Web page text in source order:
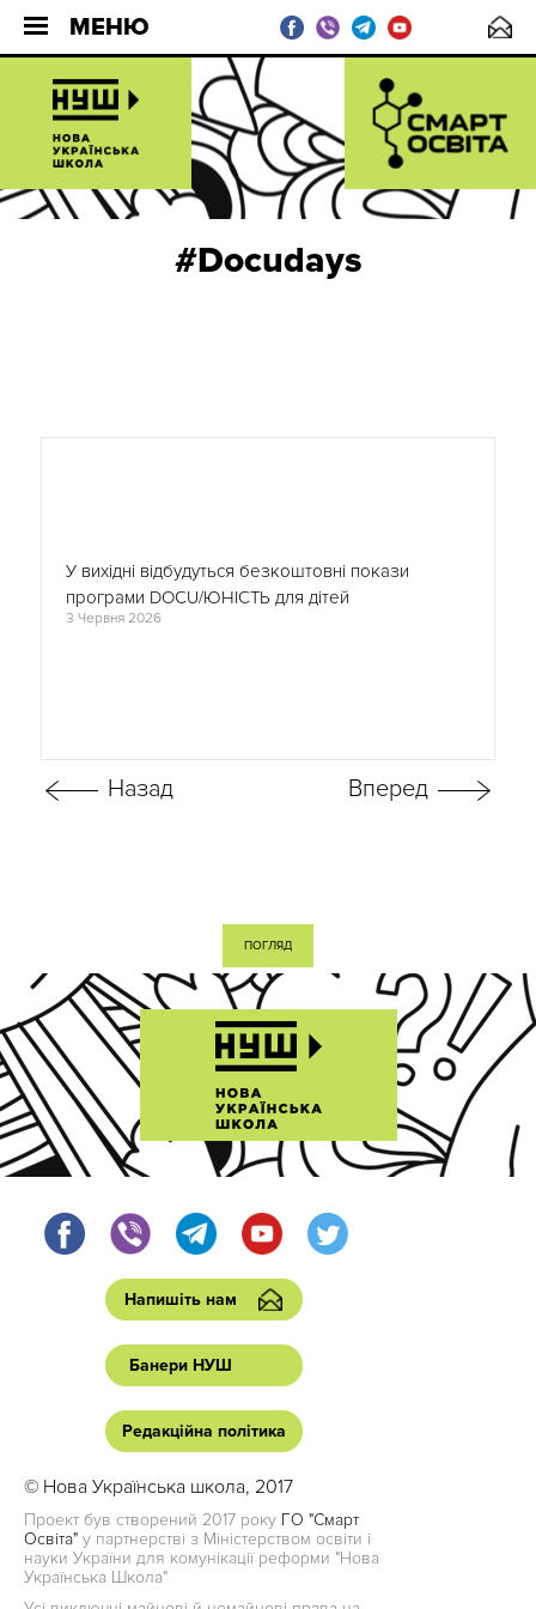
МЕНЮ
#Docudays
3 Червня 2026
У вихідні відбудуться безкоштовні покази
програми DOCU/ЮНІСТЬ для дітей
ПОГЛЯД
Напишіть нам
Банери НУШ
Редакційна політика
© Нова Українська школа, 2017
Проект був створений 2017 року ГО "Смарт
Освіта" у партнерстві з Міністерством освіти і
науки України для комунікації реформи "Нова
Українська Школа"